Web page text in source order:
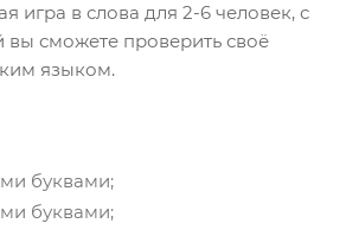
игра в слова для 2-6 человек, с
сможете проверить своё
языком.
буквами;
буквами;